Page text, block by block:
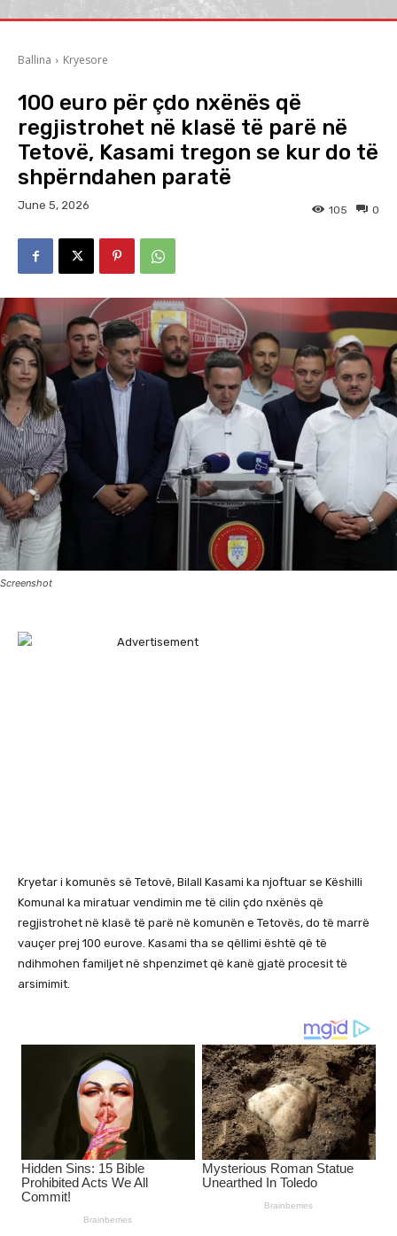
Ballina Kryesore
100 euro për çdo nxënës që
regjistrohet në klasë të parë në
Tetovë, Kasami tregon se kur do të
shpërndahen paratë
June 5, 2026 0
105
Screenshot
Kryetar i komunës së Tetovë, Bilall Kasami ka njoftuar se Këshilli
Komunal ka miratuar vendimin me të cilin çdo nxënës që
regjistrohet në klasë të parë në komunën e Tetovës, do të marrë
vauçer prej 100 eurove. Kasami tha se qëllimi është që të
ndihmohen familjet në shpenzimet që kanë gjatë procesit të
arsimimit.